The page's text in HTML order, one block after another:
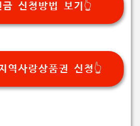
금 신청방법 보기👆
역사랑상품권 신청👆